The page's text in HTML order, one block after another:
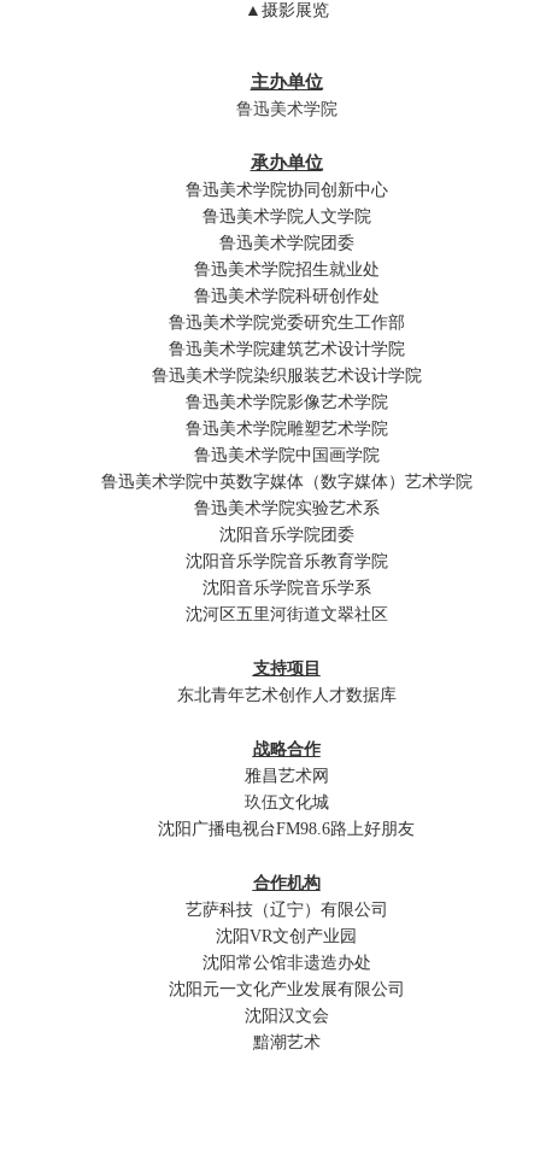
▲摄影展览
主办单位
鲁迅美术学院
承办单位
鲁迅美术学院协同创新中心
鲁迅美术学院人文学院
鲁迅美术学院团委
鲁迅美术学院招生就业处
鲁迅美术学院科研创作处
鲁迅美术学院党委研究生工作部
鲁迅美术学院建筑艺术设计学院
鲁迅美术学院染织服装艺术设计学院
鲁迅美术学院影像艺术学院
鲁迅美术学院雕塑艺术学院
鲁迅美术学院中国画学院
鲁迅美术学院中英数字媒体（数字媒体）艺术学院
鲁迅美术学院实验艺术系
沈阳音乐学院团委
沈阳音乐学院音乐教育学院
沈阳音乐学院音乐学系
沈河区五里河街道文翠社区
支持项目
东北青年艺术创作人才数据库
战略合作
雅昌艺术网
玖伍文化城
沈阳广播电视台FM98.6路上好朋友
合作机构
艺萨科技（辽宁）有限公司
沈阳VR文创产业园
沈阳常公馆非遗造办处
沈阳元一文化产业发展有限公司
沈阳汉文会
黯潮艺术